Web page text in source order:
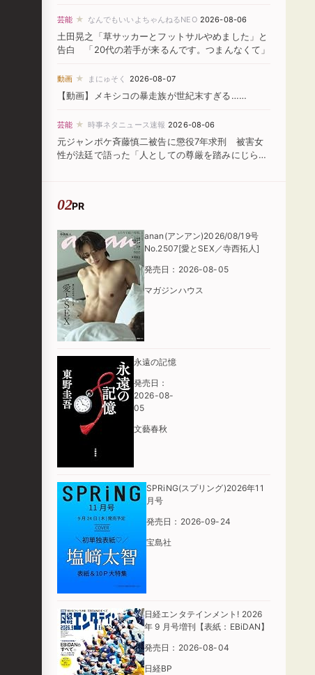
芸能 ★ なんでもいいよちゃんねるNEO 2026-08-06
土田晃之「草サッカーとフットサルやめました」と
告白 「20代の若手が来るんです。つまんなくて」
動画 ★ まにゅそく 2026-08-07
【動画】メキシコの暴走族が世紀末すぎる……
芸能 ★ 時事ネタニュース速報 2026-08-06
元ジャンポケ斉藤慎二被告に懲役7年求刑 被害女
性が法廷で語った「人としての尊厳を踏みにじられ
PR
anan(アンアン)2026/08/19号
No.2507[愛とSEX／寺西拓人]
発売日：2026-08-05
マガジンハウス
永遠の記憶
発売日：
2026-08-
05
文藝春秋
SPRiNG(スプリング)2026年11
月号
発売日：2026-09-24
宝島社
日経エンタテインメント! 2026
年 9 月号増刊【表紙：EBiDAN】
発売日：2026-08-04
日経BP